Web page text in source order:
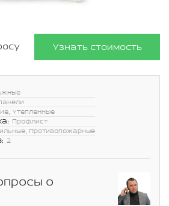
Узнать стоимость
Утепленные
Профлист
Противопожарные
2
о